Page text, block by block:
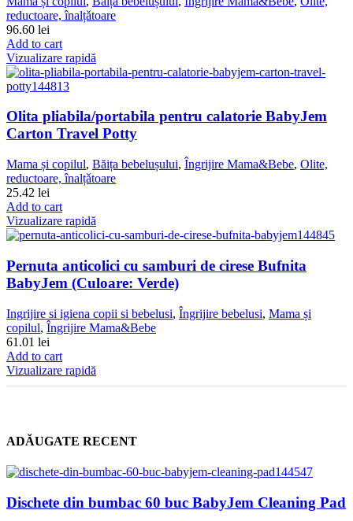
reductoare, înalțǎtoare
96.60 lei
Add to cart
Vizualizare rapidă
Olita pliabila/portabila pentru calatorie BabyJem
Carton Travel Potty
Mama și copilul, Băița bebelușului, Îngrijire Mama&Bebe, Olite,
reductoare, înalțǎtoare
25.42 lei
Add to cart
Vizualizare rapidă
Pernuta anticolici cu samburi de cirese Bufnita
BabyJem (Culoare: Verde)
Ingrijire si igiena copii si bebelusi, Îngrijire bebelusi, Mama și
copilul, Îngrijire Mama&Bebe
61.01 lei
Add to cart
Vizualizare rapidă
ADĂUGATE RECENT
Dischete din bumbac 60 buc BabyJem Cleaning Pad